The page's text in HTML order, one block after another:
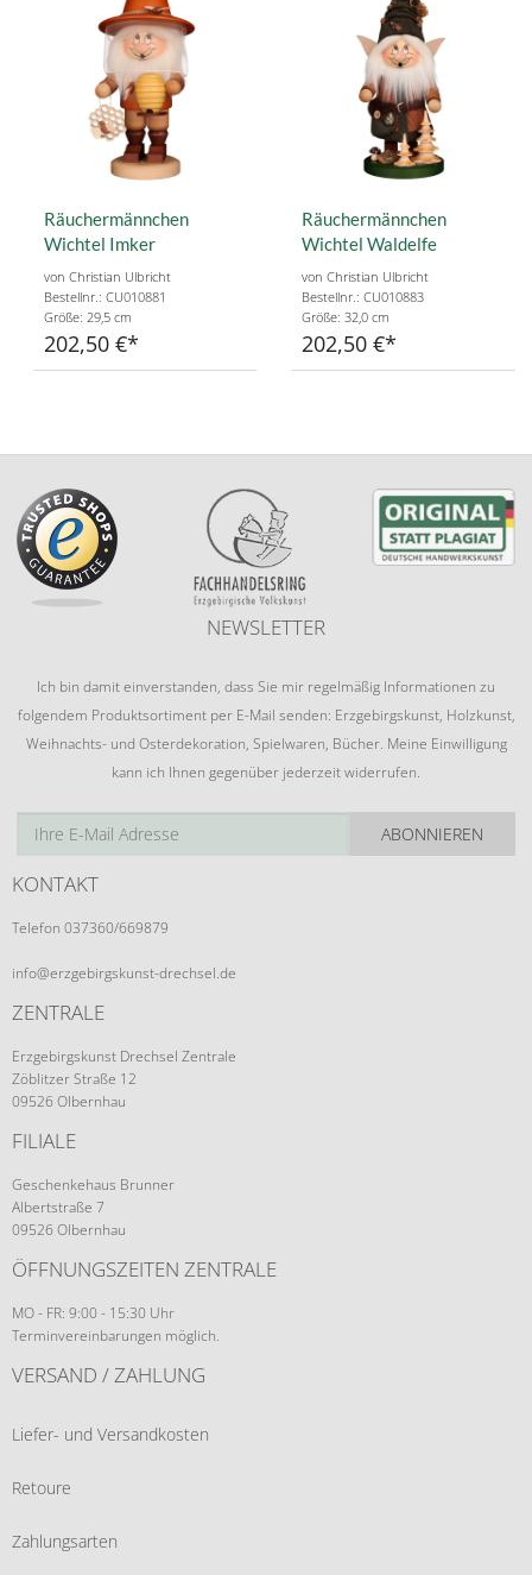
Räuchermännchen
Wichtel Imker
von Christian Ulbricht
Bestellnr.: CU010881
Größe: 29,5 cm
202,50 €
Räuchermännchen
Wichtel Waldelfe
von Christian Ulbricht
Bestellnr.: CU010883
Größe: 32,0 cm
202,50 €
NEWSLETTER
Ich bin damit einverstanden, dass Sie mir regelmäßig Informationen zu
folgendem Produktsortiment per E-Mail senden: Erzgebirgskunst, Holzkunst,
Weihnachts- und Osterdekoration, Spielwaren, Bücher. Meine Einwilligung
kann ich Ihnen gegenüber jederzeit widerrufen.
ABONNIEREN
KONTAKT
Telefon 037360/669879
info@erzgebirgskunst-drechsel.de
ZENTRALE
Erzgebirgskunst Drechsel Zentrale
Zöblitzer Straße 12
09526 Olbernhau
FILIALE
Geschenkehaus Brunner
Albertstraße 7
09526 Olbernhau
ÖFFNUNGSZEITEN ZENTRALE
MO - FR: 9:00 - 15:30 Uhr
Terminvereinbarungen möglich.
VERSAND / ZAHLUNG
Liefer- und Versandkosten
Retoure
Zahlungsarten